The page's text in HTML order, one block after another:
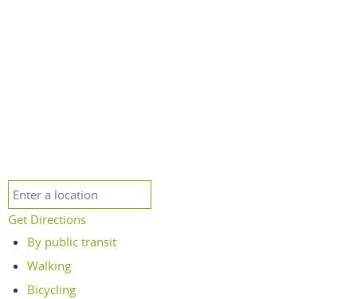
Get Directions
By public transit
Walking
Bicycling